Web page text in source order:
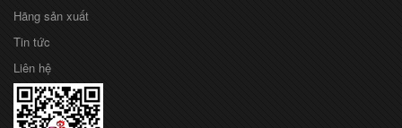
Hãng sản xuất
Tin tức
Liên hệ